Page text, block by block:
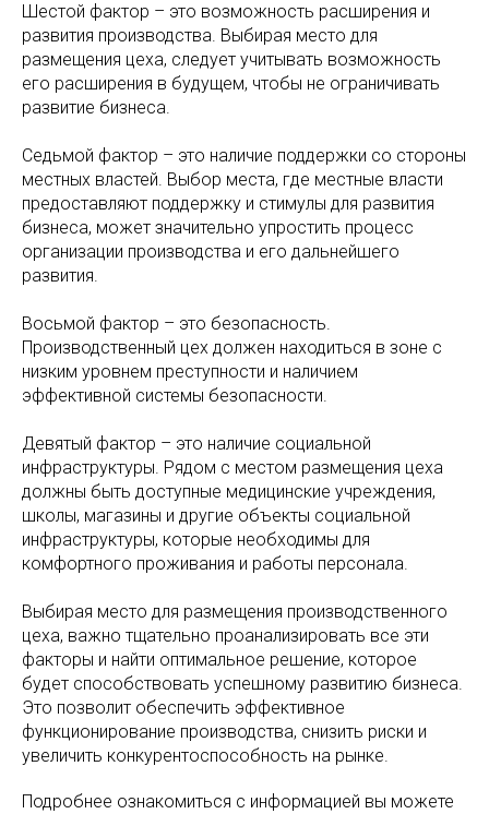
Шестой фактор – это возможность расширения и
развития производства. Выбирая место для
размещения цеха, следует учитывать возможность
его расширения в будущем, чтобы не ограничивать
развитие бизнеса.
Седьмой фактор – это наличие поддержки со стороны
местных властей. Выбор места, где местные власти
предоставляют поддержку и стимулы для развития
бизнеса, может значительно упростить процесс
организации производства и его дальнейшего
развития.
Восьмой фактор – это безопасность.
Производственный цех должен находиться в зоне с
низким уровнем преступности и наличием
эффективной системы безопасности.
Девятый фактор – это наличие социальной
инфраструктуры. Рядом с местом размещения цеха
должны быть доступные медицинские учреждения,
школы, магазины и другие объекты социальной
инфраструктуры, которые необходимы для
комфортного проживания и работы персонала.
Выбирая место для размещения производственного
цеха, важно тщательно проанализировать все эти
факторы и найти оптимальное решение, которое
будет способствовать успешному развитию бизнеса.
Это позволит обеспечить эффективное
функционирование производства, снизить риски и
увеличить конкурентоспособность на рынке.
Подробнее ознакомиться с информацией вы можете